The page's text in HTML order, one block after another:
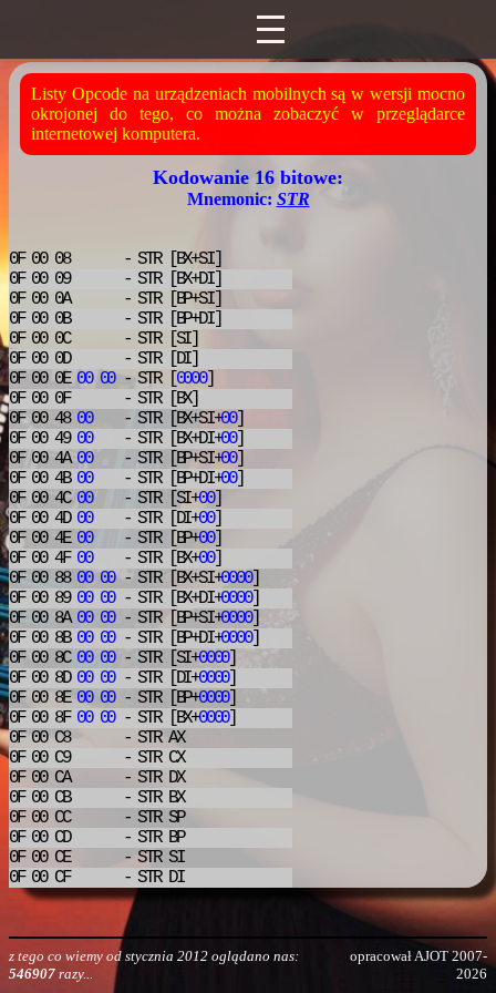
Listy Opcode na urządzeniach mobilnych są w wersji mocno
okrojonej do tego, co można zobaczyć w przeglądarce
internetowej komputera.
Kodowanie 16 bitowe:
Mnemonic: STR
0F 00 08 - STR[BX+SI]
0F 00 09
- STR[BX+DI]
0F 00 0A
- STR[BP+SI]
0F 00 0B
- STR[BP+DI]
0F 00 0C
- STR[SI]
0F 00 0D
- STR[DI]
0F 00 0E 00 00- STR[ 0000]
0F 00 0F
- STR[BX]
0F 00 48 00 - STR[BX+SI+00]
0F 00 49 00 - STR[BX+DI+00]
0F 00 4A 00 - STR[BP+SI+00]
0F 00 4B 00 - STR[BP+DI+00]
0F 00 4C 00 - STR[SI+00]
0F 00 4D 00 - STR[DI+00]
0F 00 4E 00 - STR[BP+00]
0F 00 4F 00 - STR[BX+00]
0F 00 88 00 00- STR[BX+SI+0000]
0F 00 89 00 00- STR[BX+DI+0000]
0F 00 8A 00 00- STR[BP+SI+0000]
0F 00 8B 00 00- STR[BP+DI+0000]
0F 00 8C 00 00- STR[SI+0000]
0F 00 8D 00 00- STR[DI+0000]
0F 00 8E00 00- STR[BP+0000]
0F 00 8F 00 00- STR[BX+0000]
0F 00 C8
- STRAX
0F 00 C9
- STRCX
0F 00 CA
- STRDX
0F 00 CB
- STRBX
0F 00 CC
- STRSP
0F 00 CD
- STRBP
0F 00 CE
- STRSI
0F 00 CF
- STRDI
z tego co wiemy od stycznia 2012 oglądano nas:
546907 razy...
opracował AJOT 2007-
2026